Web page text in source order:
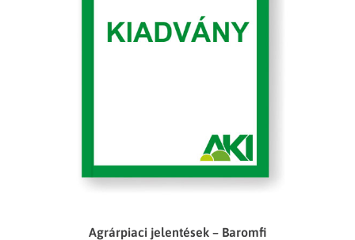
Agrárpiaci jelentések – Baromfi